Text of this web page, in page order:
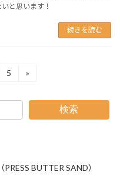
と思います！
続きを読む
固
ジ
5 »
検索
BUTTER SAND）